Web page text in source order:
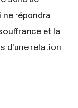
ne répondra
et la
d’une relation